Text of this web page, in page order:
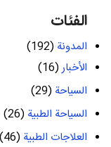
الفئات
المدونة (192)
الأخبار(16)
السياحة (29)
السياحة الطبية (26)
العلاجات الطبية (46)